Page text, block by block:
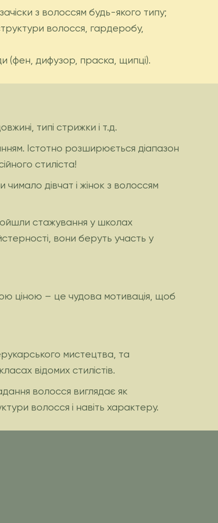
з волоссям будь-якого типу;
волосся, гардеробу,
(фен, дифузор, праска, щипці).
типі стрижки і т.д.
Істотно розширюється діапазон
стиліста!
дівчат і жінок з волоссям
стажування у школах
вони беруть участь у
ціною – це чудова мотивація, щоб
мистецтва, та
відомих стилістів.
волосся виглядає як
волосся і навіть характеру.